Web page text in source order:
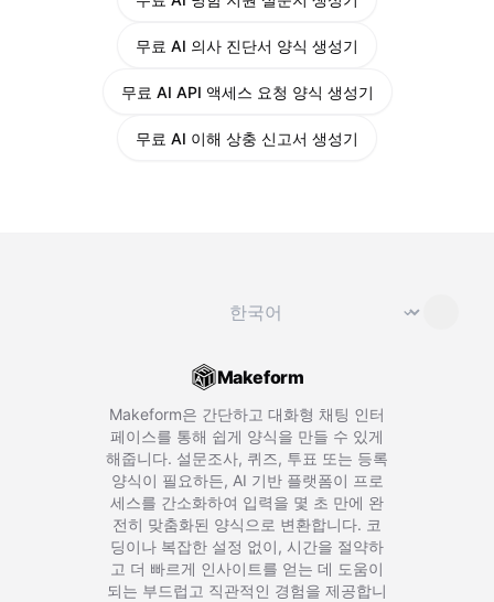
무료 AI 의사 진단서 양식 생성기
무료 AI API 액세스 요청 양식 생성기
무료 AI 이해 상충 신고서 생성기
⌄
Makeform
Makeform은 간단하고 대화형 채팅 인터
페이스를 통해 쉽게 양식을 만들 수 있게
해줍니다. 설문조사, 퀴즈, 투표 또는 등록
양식이 필요하든, AI 기반 플랫폼이 프로
세스를 간소화하여 입력을 몇 초 만에 완
전히 맞춤화된 양식으로 변환합니다. 코
딩이나 복잡한 설정 없이, 시간을 절약하
고 더 빠르게 인사이트를 얻는 데 도움이
되는 부드럽고 직관적인 경험을 제공합니